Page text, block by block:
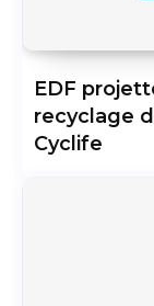
EDF
recyclage
Cyclife